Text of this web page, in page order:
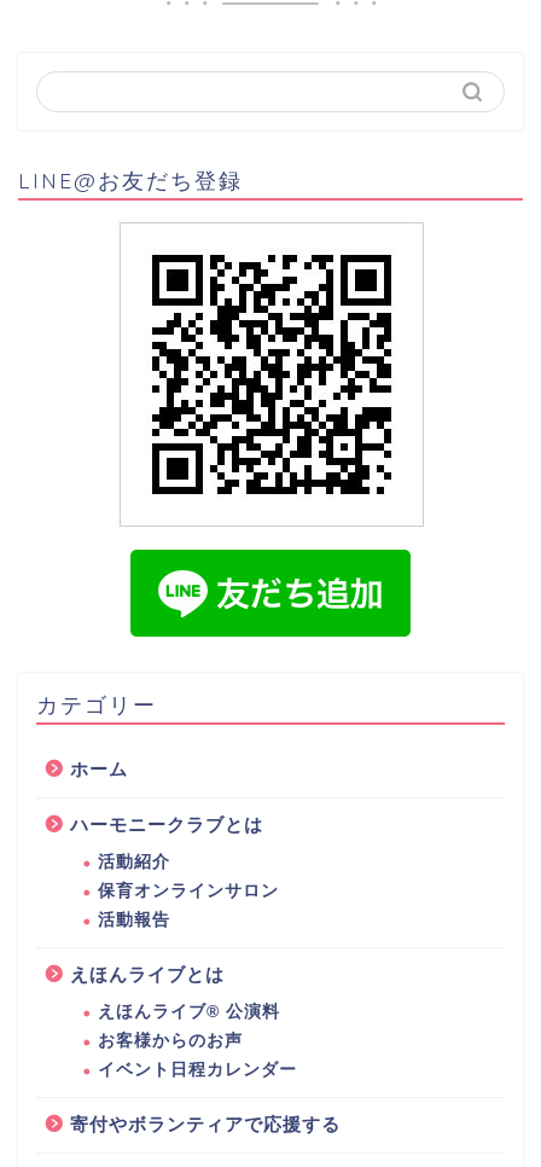
LINE@お友だち登録
カテゴリー
ホーム
ハーモニークラブとは
活動紹介
保育オンラインサロン
活動報告
えほんライブとは
えほんライブ® 公演料
お客様からのお声
イベント日程カレンダー
寄付やボランティアで応援する